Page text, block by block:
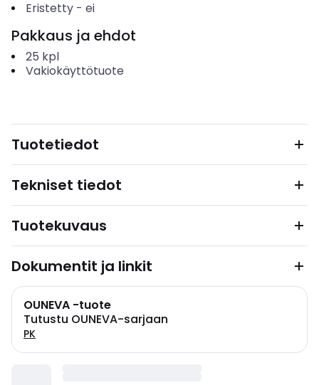
Eristetty- ei
Pakkaus ja ehdot
25 kpl
Vakiokäyttötuote
Tuotetiedot
Tekniset tiedot
Tuotekuvaus
Dokumentit ja linkit
OUNEVA -tuote
Tutustu OUNEVA-sarjaan
PK